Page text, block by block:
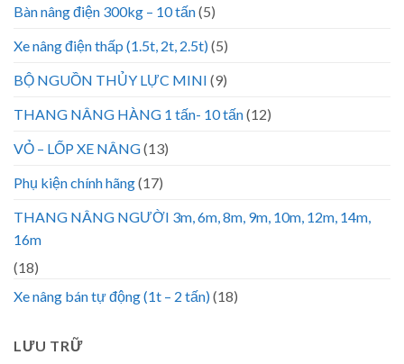
Bàn nâng điện 300kg – 10 tấn(5)
Xe nâng điện thấp (1.5t, 2t, 2.5t)(5)
BỘ NGUỒN THỦY LỰC MINI (9)
THANG NÂNG HÀNG 1 tấn- 10 tấn(12)
VỎ – LỐP XE NÂNG(13)
Phụ kiện chính hãng(17)
THANG NÂNG NGƯỜI 3m, 6m, 8m, 9m, 10m, 12m, 14m,
16m
(18)
Xe nâng bán tự động (1t – 2 tấn)(18)
LƯU TRỮ